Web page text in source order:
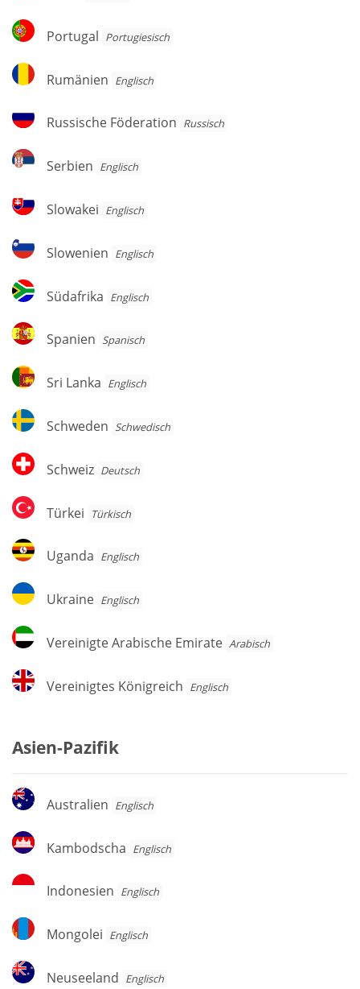
Portugal
Portugal Por­tu­gie­sisch
Rumänien
Rumänien Englisch
Russische
Föderation
Russische Föderation Russisch
Serbien
Serbien Englisch
Slowakei
Slowakei Englisch
Slowenien
Slowenien Englisch
Südafrika
Südafrika Englisch
Spanien
Spanien Spanisch
Sri
Lanka
Sri Lanka Englisch
Schweden
Schweden Schwedisch
Schweiz
Schweiz Deutsch
Türkei
Türkei Türkisch
Uganda
Uganda Englisch
Ukraine
Ukraine Englisch
Vereinigte
Arabische
Vereinigte Arabische Emirate Arabisch
Vereinigtes
Königreich
Vereinigtes Königreich Englisch
Asien-Pazifik
Australien
Australien Englisch
Kambodscha
Kambodscha Englisch
Indonesien
Indonesien Englisch
Mongolei
Mongolei Englisch
Neuseeland
Neuseeland Englisch